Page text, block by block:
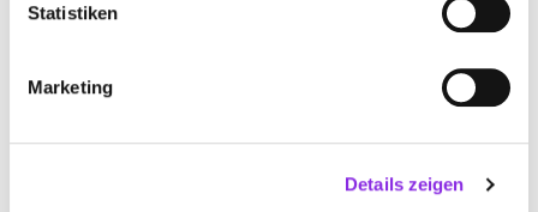
Statistiken
Marketing
Details zeigen
autoteile-fuhrmann-autozubehoer.weblocator.de